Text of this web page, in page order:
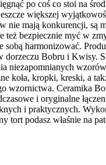
po coś co stoi na
większej
nie mają konkurencji, są
bezpiecznie myć w
harmonizować.
dorzeczu Bobru i Kwisy.
niezapomnianych
koła, kropki, kreski, a
Ceramika
i oryginalne
i praktycznych.
podasz właśnie na